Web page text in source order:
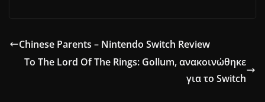
Chinese Parents – Nintendo Switch Review
Το The Lord Of The Rings: Gollum, ανακοινώθηκε
για το Switch